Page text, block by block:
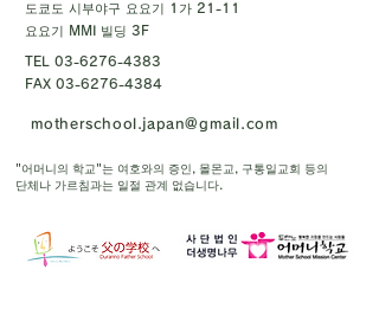
도쿄도 시부야구 요요기 1가 21-11
요요기 MMI 빌딩 3F
TEL 03-6276-4383
FAX 03-6276-4384
motherschool.japan@gmail.com
"어머니의 학교"는 여호와의 증인, 몰몬교, 구통일교회 등의
단체나 가르침과는 일절 관계 없습니다.